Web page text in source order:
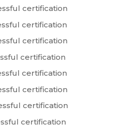
certification
certification
certification
certification
certification
certification
certification
certification